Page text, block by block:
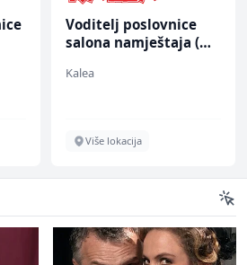
Voditelj poslovnice
salona namještaja (m/
Kalea
Više lokacija